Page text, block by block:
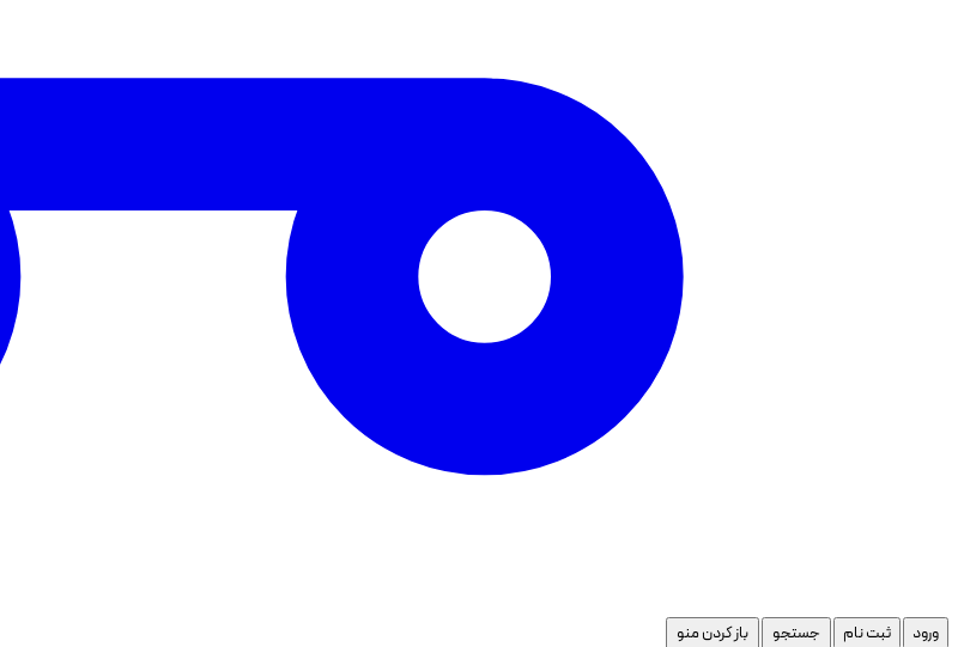
ورود ثبت نام جستجو باز کردن منو